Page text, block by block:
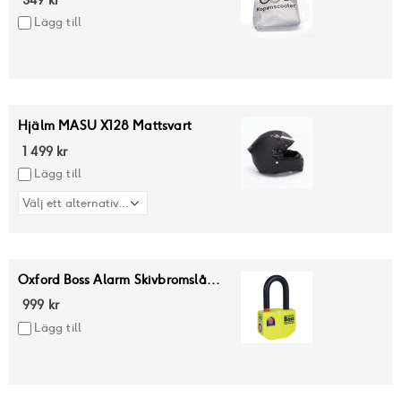
Lägg till
Hjälm MASU X128 Mattsvart
1 499 kr
Lägg till
Oxford Boss Alarm Skivbromslå...
999 kr
Lägg till